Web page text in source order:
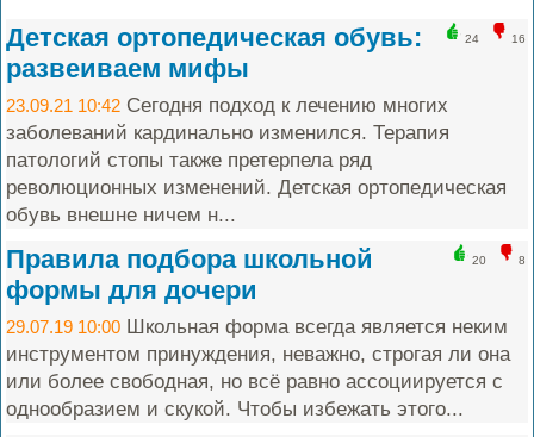
24 16
Детская ортопедическая обувь:
развеиваем мифы
23.09.21 10:42 Сегодня подход к лечению многих
заболеваний кардинально изменился. Терапия
патологий стопы также претерпела ряд
революционных изменений. Детская ортопедическая
обувь внешне ничем н...
20 8
Правила подбора школьной
формы для дочери
29.07.19 10:00 Школьная форма всегда является неким
инструментом принуждения, неважно, строгая ли она
или более свободная, но всё равно ассоциируется с
однообразием и скукой. Чтобы избежать этого...